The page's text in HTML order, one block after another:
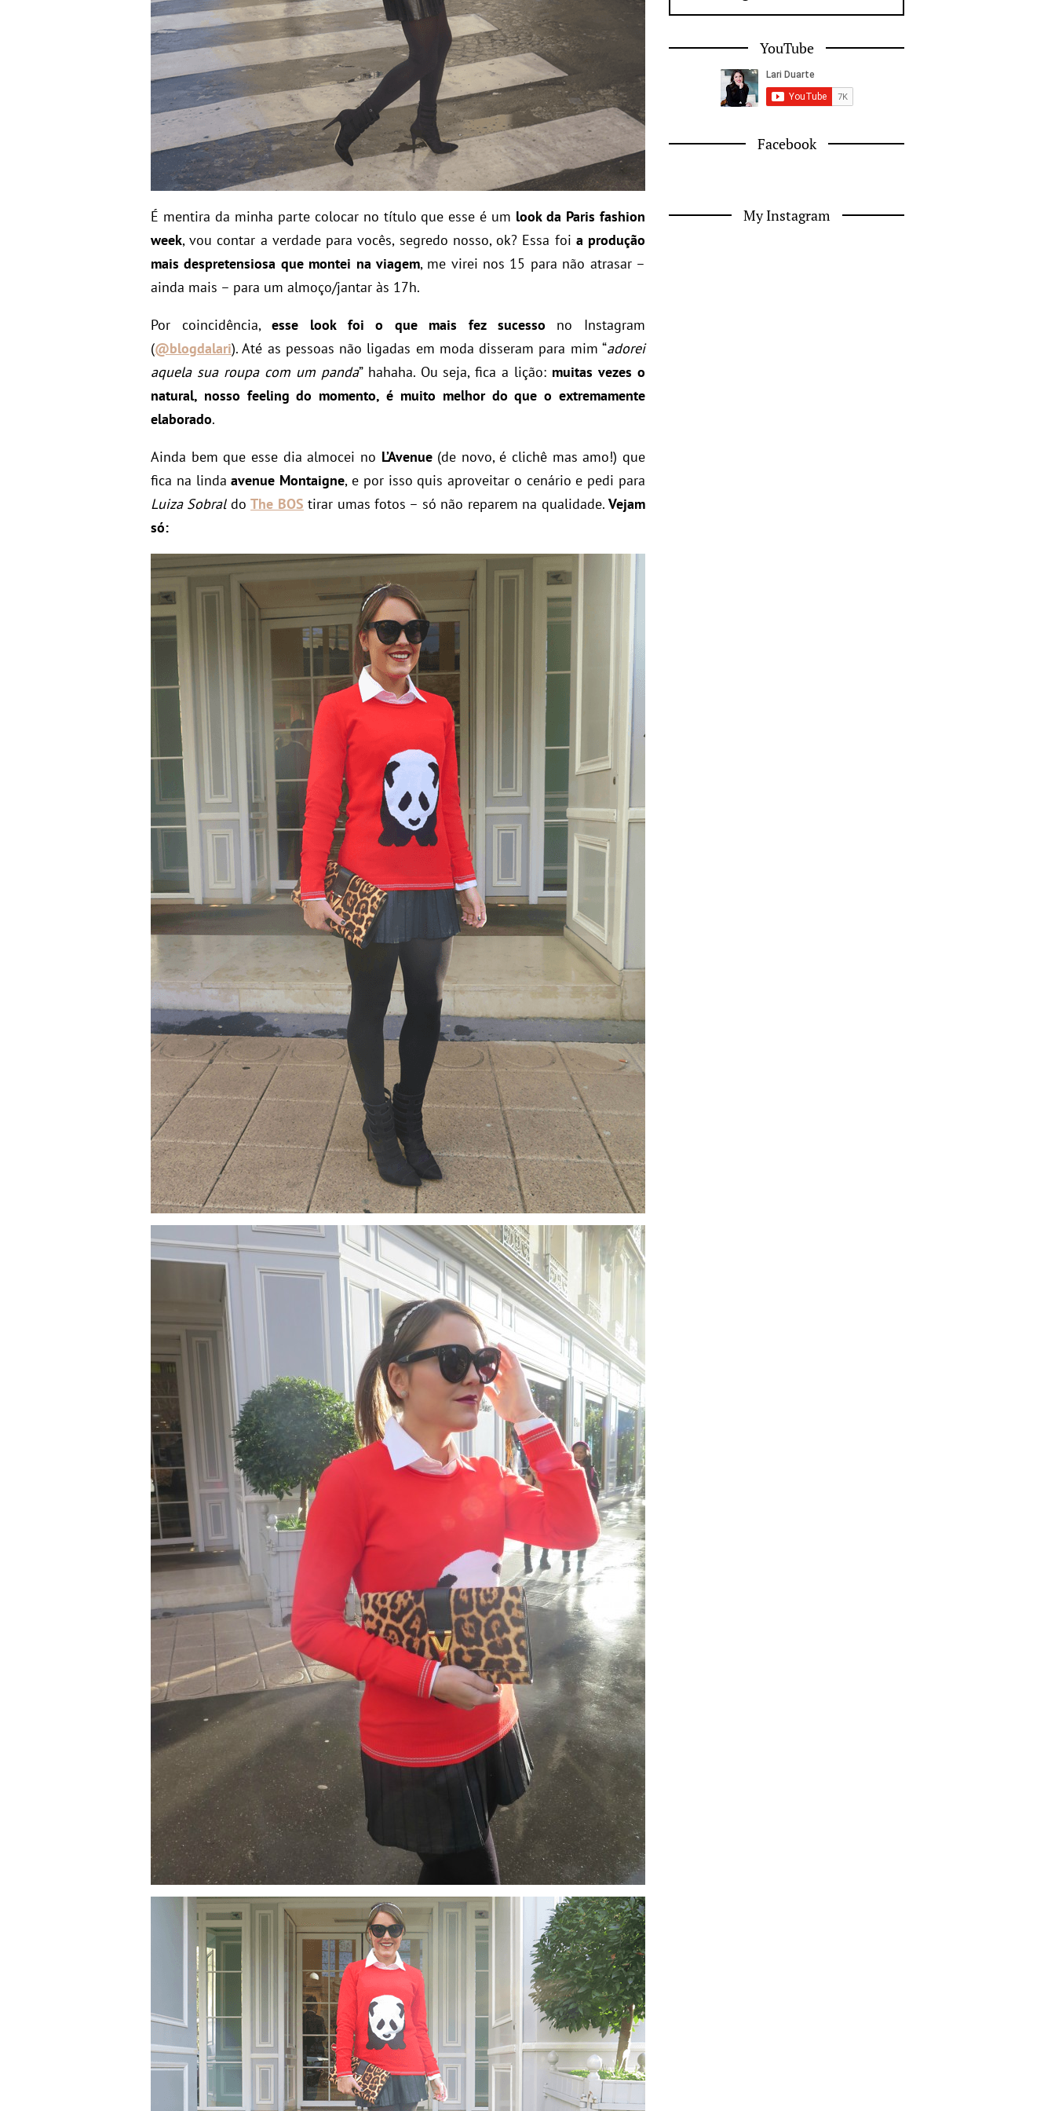
É mentira da minha parte colocar no título que esse é um look da Paris fashion
week, vou contar a verdade para vocês, segredo nosso, ok? Essa foi a produção
mais despretensiosa que montei na viagem, me virei nos 15 para não atrasar –
ainda mais – para um almoço/jantar às 17h.
Por coincidência,esse look foi o que mais fez sucesso no Instagram
(@blogdalari). Até as pessoas não ligadas em moda disseram para mim “adorei
aquela sua roupa com um panda” hahaha. Ou seja, fica a lição: muitas vezes o
natural, nosso feeling do momento, é muito melhor do que o extremamente
elaborado.
Ainda bem que esse dia almocei no L’Avenue(de novo, é clichê mas amo!) que
fica na lindaavenue Montaigne, e por isso quis aproveitar o cenário e pedi para
Luiza SobraldoThe BOS tirar umas fotos – só não reparem na qualidade.Vejam
só:
YouTube
Facebook
My Instagram